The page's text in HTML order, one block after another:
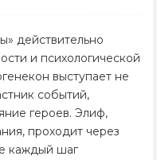
действительно
и психологической
выступает не
событий,
героев. Элиф,
проходит через
каждый шаг